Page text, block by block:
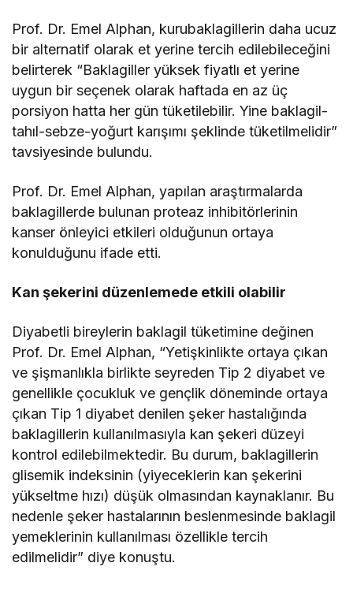
Prof. Dr. Emel Alphan, kurubaklagillerin daha ucuz
bir alternatif olarak et yerine tercih edilebileceğini
belirterek “Baklagiller yüksek fiyatlı et yerine
uygun bir seçenek olarak haftada en az üç
porsiyon hatta her gün tüketilebilir. Yine baklagil-
tahıl-sebze-yoğurt karışımı şeklinde tüketilmelidir”
tavsiyesinde bulundu.
Prof. Dr. Emel Alphan, yapılan araştırmalarda
baklagillerde bulunan proteaz inhibitörlerinin
kanser önleyici etkileri olduğunun ortaya
konulduğunu ifade etti.
Kan şekerini düzenlemede etkili olabilir
Diyabetli bireylerin baklagil tüketimine değinen
Prof. Dr. Emel Alphan, “Yetişkinlikte ortaya çıkan
ve şişmanlıkla birlikte seyreden Tip 2 diyabet ve
genellikle çocukluk ve gençlik döneminde ortaya
çıkan Tip 1 diyabet denilen şeker hastalığında
baklagillerin kullanılmasıyla kan şekeri düzeyi
kontrol edilebilmektedir. Bu durum, baklagillerin
glisemik indeksinin (yiyeceklerin kan şekerini
yükseltme hızı) düşük olmasından kaynaklanır. Bu
nedenle şeker hastalarının beslenmesinde baklagil
yemeklerinin kullanılması özellikle tercih
edilmelidir” diye konuştu.